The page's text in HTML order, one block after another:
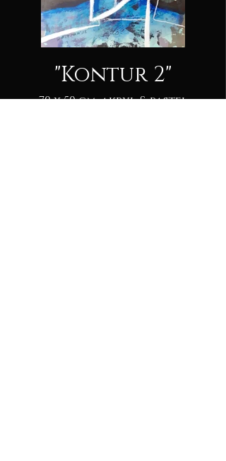
"Kontur 2"
70 x 50 cm, akryl & pastel